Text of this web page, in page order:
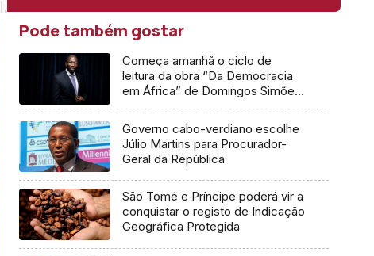
Pode também gostar
Começa amanhã o ciclo de
leitura da obra “Da Democracia
em África” de Domingos Simões
Governo cabo-verdiano escolhe
Júlio Martins para Procurador-
Geral da República
São Tomé e Príncipe poderá vir a
conquistar o registo de Indicação
Geográfica Protegida